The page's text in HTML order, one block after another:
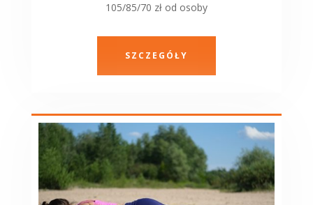
105/85/70 zł od osoby
SZCZEGÓŁY